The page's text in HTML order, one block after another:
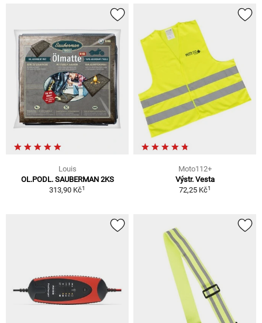
Louis
OL.PODL. SAUBERMAN 2KS
313,90 Kč1
Moto112+
Výstr. Vesta
72,25 Kč1